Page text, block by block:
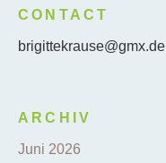
CONTACT
brigittekrause@gmx.de
ARCHIV
Juni 2026